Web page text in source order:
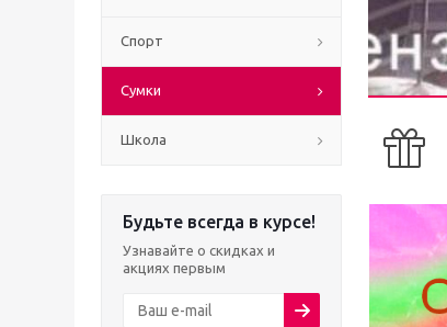
Спорт
Сумки
Школа
Будьте всегда в курсе!
Узнавайте о скидках и
акциях первым